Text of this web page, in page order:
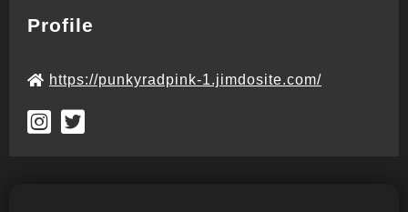
Profile
https://punkyradpink-1.jimdosite.com/